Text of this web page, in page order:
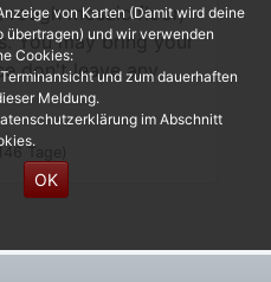
rough mosaic floor,
You may bring your
don't leave any
Tage)
von Karten (Damit wird deine
übertragen) und wir verwenden
Cookies:
und zum dauerhaften
Meldung.
im Abschnitt
OK